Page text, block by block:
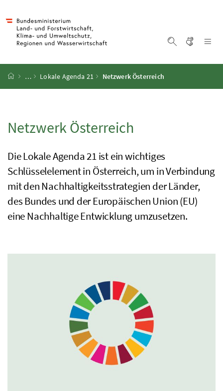
Startseite
… Lokale Agenda 21 Netzwerk Österreich
Netzwerk Österreich
Die Lokale Agenda 21 ist ein wichtiges
Schlüsselelement in Österreich, um in Verbindung
mit den Nachhaltigkeitsstrategien der Länder,
des Bundes und der Europäischen Union (EU)
eine Nachhaltige Entwicklung umzusetzen.